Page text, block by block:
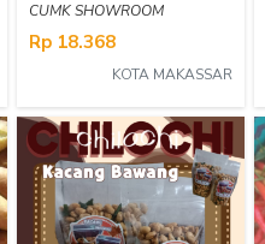
CUMK SHOWROOM
Rp 18.368
KOTA MAKASSAR